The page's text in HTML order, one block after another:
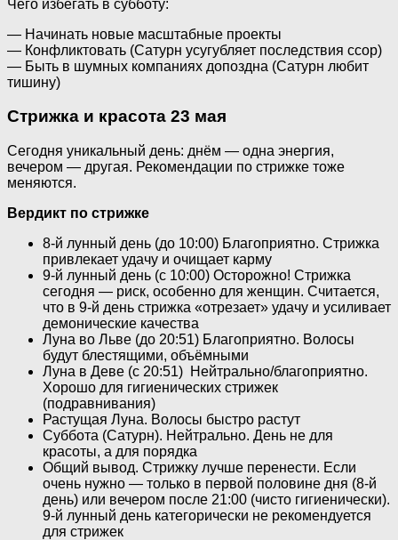
Чего избегать в субботу:
— Начинать новые масштабные проекты
— Конфликтовать (Сатурн усугубляет последствия ссор)
— Быть в шумных компаниях допоздна (Сатурн любит
тишину)
Стрижка и красота 23 мая
Сегодня уникальный день: днём — одна энергия,
вечером — другая. Рекомендации по стрижке тоже
меняются.
Вердикт по стрижке
8-й лунный день (до 10:00) Благоприятно. Стрижка
привлекает удачу и очищает карму
9-й лунный день (с 10:00) Осторожно! Стрижка
сегодня — риск, особенно для женщин. Считается,
что в 9-й день стрижка «отрезает» удачу и усиливает
демонические качества
Луна во Льве (до 20:51) Благоприятно. Волосы
будут блестящими, объёмными
Луна в Деве (с 20:51) Нейтрально/благоприятно.
Хорошо для гигиенических стрижек
(подравнивания)
Растущая Луна. Волосы быстро растут
Суббота (Сатурн). Нейтрально. День не для
красоты, а для порядка
Общий вывод. Стрижку лучше перенести. Если
очень нужно — только в первой половине дня (8-й
день) или вечером после 21:00 (чисто гигиенически).
9-й лунный день категорически не рекомендуется
для стрижек